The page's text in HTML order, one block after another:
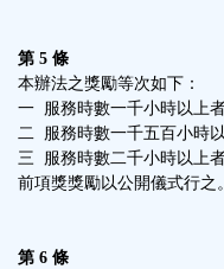
第 5 條
本辦法之獎勵等次如下：
一 服務時數一千小時以上
二 服務時數一千五百小時
三 服務時數二千小時以上
前項獎獎勵以公開儀式行之。
第 6 條